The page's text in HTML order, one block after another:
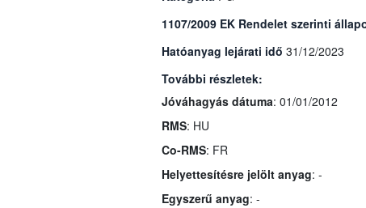
1107/2009 EK Rendelet szerinti
Hatóanyag lejárati idő 31/12/2023
További részletek:
Jóváhagyás dátuma: 01/01/2012
RMS: HU
Co-RMS: FR
Helyettesítésre jelölt anyag: -
Egyszerű anyag: -